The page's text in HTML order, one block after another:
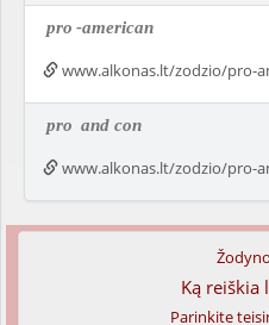
pro -american
www.alkonas.lt/zodzio/pro-
pro and con
www.alkonas.lt/zodzio/pro-
Ką reiškia
Parinkite